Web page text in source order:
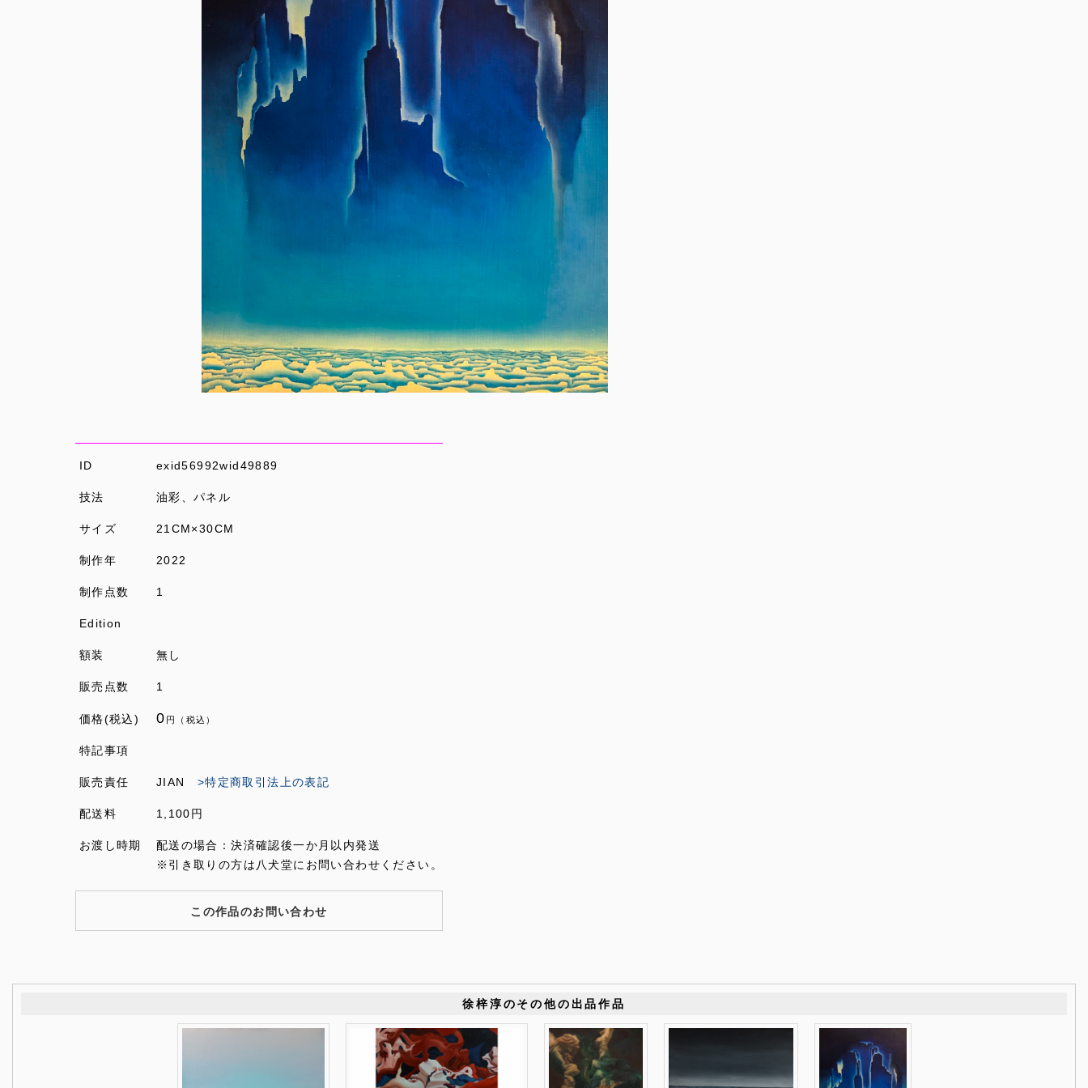
ID exid56992wid49889
技法 油彩、パネル
サイズ 21CM×30CM
制作年 2022
制作点数 1
Edition
額装 無し
販売点数 1
価格(税込) 0 円（税込）
特記事項
販売責任 JIAN >特定商取引法上の表記
配送料 1,100円
お渡し時期
配送の場合：決済確認後一か月以内発送
※引き取りの方は八犬堂にお問い合わせください。
この作品のお問い合わせ
徐梓淳のその他の出品作品